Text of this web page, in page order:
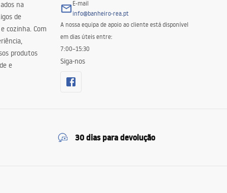
na
de
cozinha. Com
produtos
e
E-mail
info@banheiro-rea.pt
A nossa equipa de apoio ao cliente está disponível
em dias úteis entre:
7:00–15:30
Siga-nos
30 dias para devolução